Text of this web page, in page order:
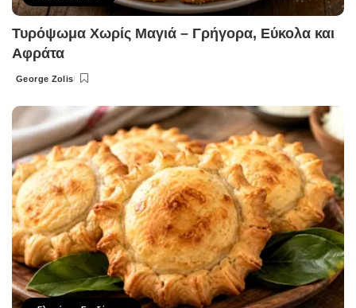
Τυρόψωμα Χωρίς Μαγιά – Γρήγορα, Εύκολα και
Αφράτα
Posted
George Zolis